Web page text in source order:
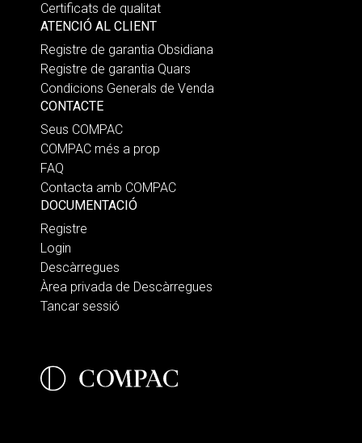
Certificats de qualitat
ATENCIÓ AL CLIENT
Registre de garantia Obsidiana
Registre de garantia Quars
Condicions Generals de Venda
CONTACTE
Seus COMPAC
COMPAC més a prop
FAQ
Contacta amb COMPAC
DOCUMENTACIÓ
Registre
Login
Descàrregues
Àrea privada de Descàrregues
Tancar sessió